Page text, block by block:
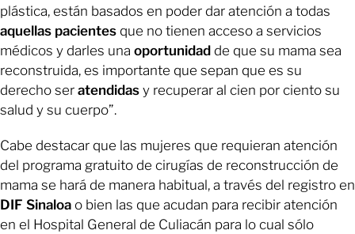
plástica, están basados en poder dar atención a todas
aquellas pacientes que no tienen acceso a servicios
médicos y darles una oportunidad de que su mama sea
reconstruida, es importante que sepan que es su
derecho ser atendidas y recuperar al cien por ciento su
salud y su cuerpo”.
Cabe destacar que las mujeres que requieran atención
del programa gratuito de cirugías de reconstrucción de
mama se hará de manera habitual, a través del registro en
DIF Sinaloa o bien las que acudan para recibir atención
en el Hospital General de Culiacán para lo cual sólo